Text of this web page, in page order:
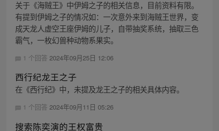
关于《海贼王》中伊姆之子的相关信息，目前资料有限。
有提到伊姆之子的情况如：一次意外来到海贼王世界，变
成天龙人虚空王座伊姆的儿子，自带抽奖系统，抽取三色
霸气，一枚幻兽种动物系果实。
1 个回答 2024年09月25日 12:06
西行纪龙王之子
在《西行纪》中，未提及龙王之子的相关具体内容。
1 个回答 2024年09月11日 05:26
搜索陈奕演的王权富贵